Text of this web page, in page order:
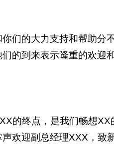
们的大力支持和帮助分
的到来表示隆重的欢迎
的终点，是我们畅想XX
欢迎副总经理XXX ，致